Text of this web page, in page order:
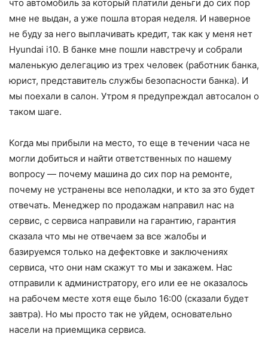
что автомобиль за который платили деньги до сих пор
мне не выдан, а уже пошла вторая неделя. И наверное
не буду за него выплачивать кредит, так как у меня нет
Hyundai i10. В банке мне пошли навстречу и собрали
маленькую делегацию из трех человек (работник банка,
юрист, представитель службы безопасности банка). И
мы поехали в салон. Утром я предупреждал автосалон о
таком шаге.
Когда мы прибыли на место, то еще в течении часа не
могли добиться и найти ответственных по нашему
вопросу — почему машина до сих пор на ремонте,
почему не устранены все неполадки, и кто за это будет
отвечать. Менеджер по продажам направил нас на
сервис, с сервиса направили на гарантию, гарантия
сказала что мы не отвечаем за все жалобы и
базируемся только на дефектовке и заключениях
сервиса, что они нам скажут то мы и закажем. Нас
отправили к администратору, его или ее не оказалось
на рабочем месте хотя еще было 16:00 (сказали будет
завтра). Но мы просто так не уйдем, основательно
насели на приемщика сервиса.